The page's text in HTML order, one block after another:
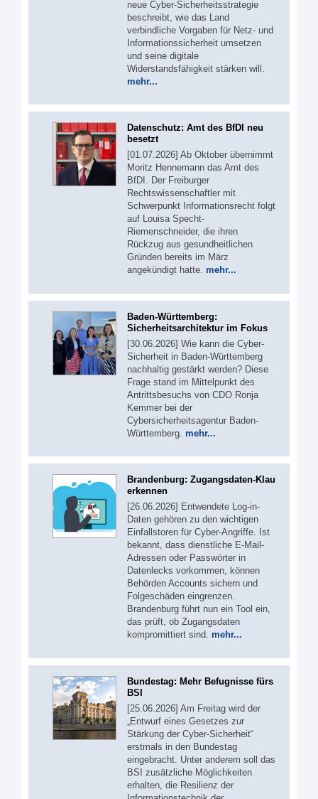
neue Cyber-Sicherheitsstrategie
beschreibt, wie das Land
verbindliche Vorgaben für Netz- und
Informationssicherheit umsetzen
und seine digitale
Widerstandsfähigkeit stärken will.
mehr...
Datenschutz: Amt des BfDI neu
besetzt
[01.07.2026] Ab Oktober übernimmt
Moritz Hennemann das Amt des
BfDI. Der Freiburger
Rechtswissenschaftler mit
Schwerpunkt Informationsrecht folgt
auf Louisa Specht-
Riemenschneider, die ihren
Rückzug aus gesundheitlichen
Gründen bereits im März
angekündigt hatte. mehr...
Baden-Württemberg:
Sicherheitsarchitektur im Fokus
[30.06.2026] Wie kann die Cyber-
Sicherheit in Baden-Württemberg
nachhaltig gestärkt werden? Diese
Frage stand im Mittelpunkt des
Antrittsbesuchs von CDO Ronja
Kemmer bei der
Cybersicherheitsagentur Baden-
Württemberg. mehr...
Brandenburg: Zugangsdaten-Klau
erkennen
[26.06.2026] Entwendete Log-in-
Daten gehören zu den wichtigen
Einfallstoren für Cyber-Angriffe. Ist
bekannt, dass dienstliche E-Mail-
Adressen oder Passwörter in
Datenlecks vorkommen, können
Behörden Accounts sichern und
Folgeschäden eingrenzen.
Brandenburg führt nun ein Tool ein,
das prüft, ob Zugangsdaten
kompromittiert sind. mehr...
Bundestag: Mehr Befugnisse fürs
BSI
[25.06.2026] Am Freitag wird der
„Entwurf eines Gesetzes zur
Stärkung der Cyber-Sicherheit“
erstmals in den Bundestag
eingebracht. Unter anderem soll das
BSI zusätzliche Möglichkeiten
erhalten, die Resilienz der